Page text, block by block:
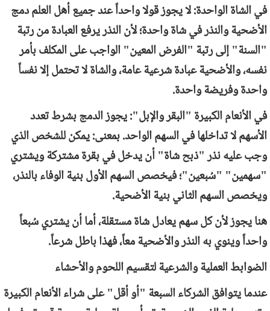
في الشاة الواحدة: لا يجوز قولا واحداً عند جميع أهل العلم دمج
الأضحية والنذر في شاة واحدة؛ لأن النذر يرفع العبادة من رتبة
"السنة" إلى رتبة "الفرض المعين" الواجب على المكلف بأمر
نفسه، والأضحية عبادة شرعية عامة، والشاة لا تحتمل إلا نفساً
واحدة وفريضة واحدة.
في الأنعام الكبيرة "البقر والإبل": يجوز الدمج بشرط تعدد
الأسهم لا تداخلها في السهم الواحد. بمعنى: يمكن للشخص الذي
وجب عليه نذر "ذبح شاة" أن يدخل في بقرة مشتركة ويشتري
"سهمين" "سُبعين"؛ فيخصص السهم الأول بنية الوفاء بالنذر،
ويخصص السهم الثاني بنية الأضحية.
هنا يجوز لأن كل سهم يعادل شاة مستقلة، أما أن يشتري سُبعاً
واحداً وينوي به النذر والأضحية معاً، فهذا باطل شرعاً.
الضوابط العملية والشرعية لتقسيم اللحوم والأحشاء
عندما يتوافق الشركاء السبعة "أو أقل" على شراء الأنعام الكبيرة